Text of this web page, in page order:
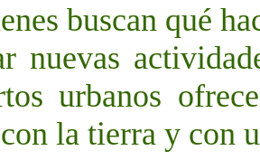
buscan qué
nuevas
urbanos
la tierra y con